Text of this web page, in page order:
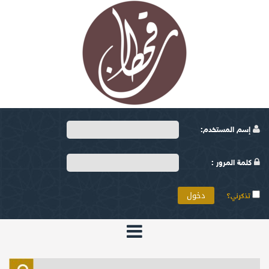
إسم المستخدم:
كلمة المرور :
تذكرني؟